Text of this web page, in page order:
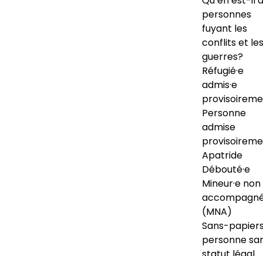
personnes
fuyant les
conflits et les
guerres?
Réfugié·e
admis·e
Personne
admise
Apatride
Débouté·e
Mineur·e non
(MNA)
Sans-
personne